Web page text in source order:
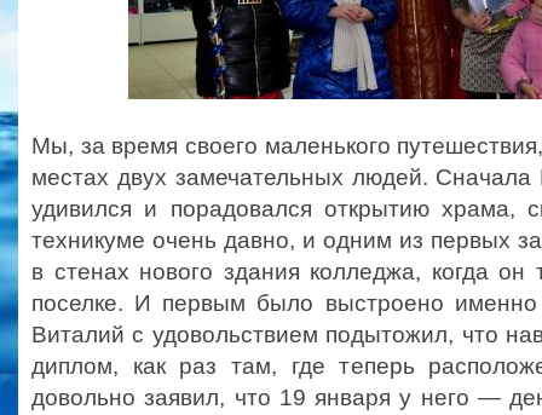
Мы, за время своего маленького
местах двух замечательных людей.
удивился и порадовался открытию храма,
техникуме очень давно, и одним из первых
в стенах нового здания колледжа, когда он
поселке. И первым было выстроено
Виталий с удовольствием подытожил, что
диплом, как раз там, где теперь
довольно заявил, что 19 января у него —